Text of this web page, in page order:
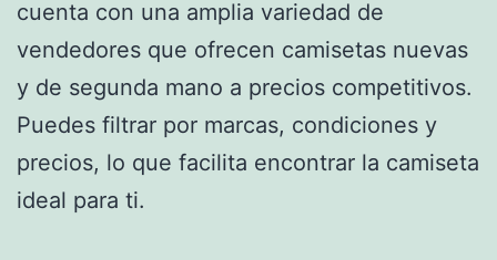
cuenta con una amplia variedad de
vendedores que ofrecen camisetas nuevas
y de segunda mano a precios competitivos.
Puedes filtrar por marcas, condiciones y
precios, lo que facilita encontrar la camiseta
ideal para ti.